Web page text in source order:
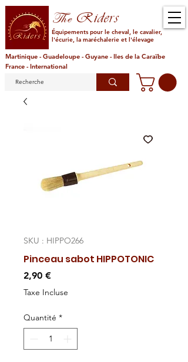
TheRiders
Équipements pour le cheval, le cavalier,
l'écurie, la maréchalerie et l'élevage
Martinique - Guadeloupe - Guyane - Iles de la Caraïbe
France - International
SKU : HIPPO266
Pinceau sabot HIPPOTONIC
2,90 €Prix
Taxe Incluse
Quantité *